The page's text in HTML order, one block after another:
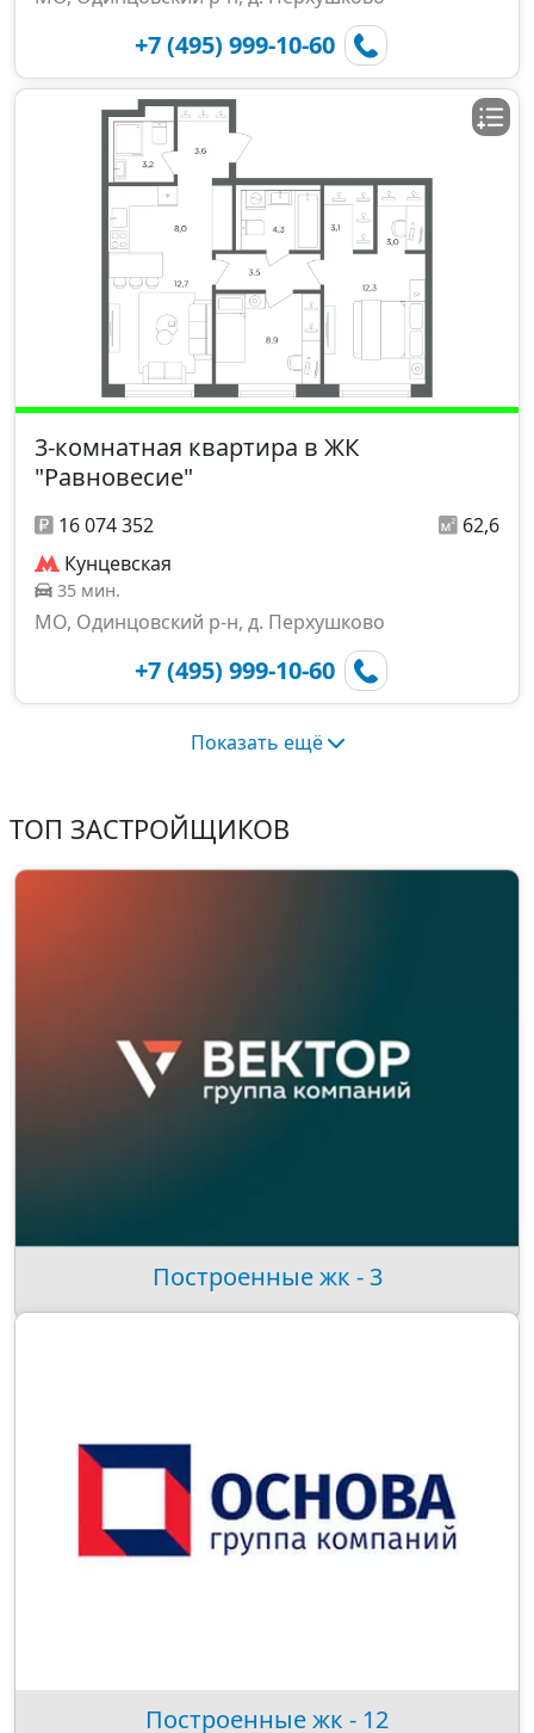
+7 (495) 999-10-60
3-комнатная квартира в ЖК
"Равновесие"
16 074 352
62,6
Кунцевская
35 мин.
МО, Одинцовский р-н, д. Перхушково
+7 (495) 999-10-60
Показать ещё
ТОП ЗАСТРОЙЩИКОВ
Построенные жк - 3
Построенные жк - 12